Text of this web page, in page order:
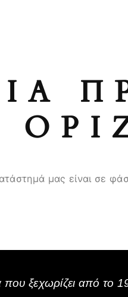
μας είναι σε
που ξεχωρίζει από το